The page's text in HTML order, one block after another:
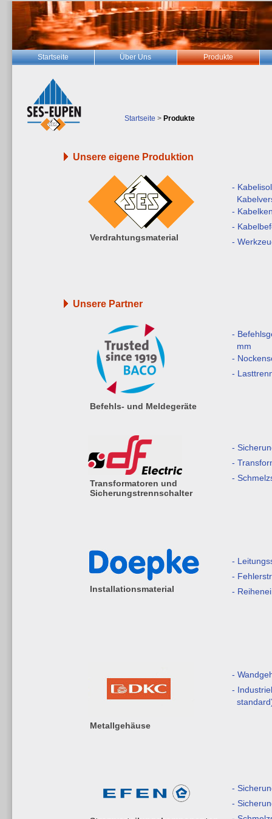
Startseite Über Uns Produkte
Startseite > Produkte
Unsere eigene Produktion
Verdrahtungsmaterial
-
-
-
-
Unsere Partner
Befehls- und Meldegeräte
-
mm
-
-
Transformatoren und
Sicherungstrennschalter
-
-
-
Installationsmaterial
-
-
-
Metallgehäuse
-
-
-
-